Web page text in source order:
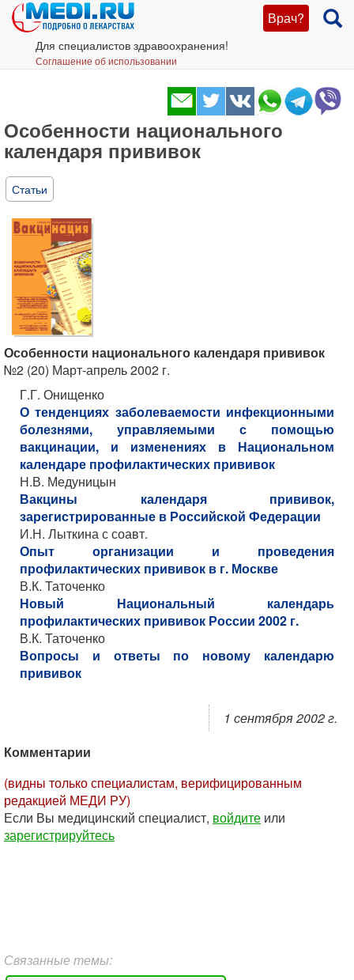
Врач?
Для специалистов здравоохранения!
Соглашение об использовании
Особенности национального
календаря прививок
Статьи
Особенности национального календаря прививок
№2 (20) Март-апрель 2002 г.
Г.Г. Онищенко
О тенденциях заболеваемости инфекционными
болезнями, управляемыми с помощью
вакцинации, и изменениях в Национальном
календаре профилактических прививок
Н.В. Медуницын
Вакцины календаря прививок,
зарегистрированные в Российской Федерации
И.Н. Лыткина с соавт.
Опыт организации и проведения
профилактических прививок в г. Москве
В.К. Таточенко
Новый Национальный календарь
профилактических прививок России 2002 г.
В.К. Таточенко
Вопросы и ответы по новому календарю
прививок
1 сентября 2002 г.
Комментарии
(видны только специалистам, верифицированным
редакцией МЕДИ РУ)
Если Вы медицинский специалист, войдите или
зарегистрируйтесь
Связанные темы: